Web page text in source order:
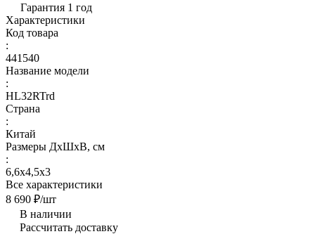
Гарантия 1 год
Характеристики
Код товара
:
441540
Название модели
:
HL32RTrd
Страна
:
Китай
Размеры ДхШхВ, см
:
6,6х4,5х3
Все характеристики
8 690 ₽/шт
В наличии
Рассчитать доставку